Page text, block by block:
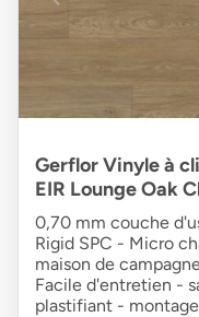
Gerflor Vinyle à
EIR Lounge Oak
0,70 mm couche
Rigid SPC - Micro
maison de
Facile d'entretien -
plastifiant -